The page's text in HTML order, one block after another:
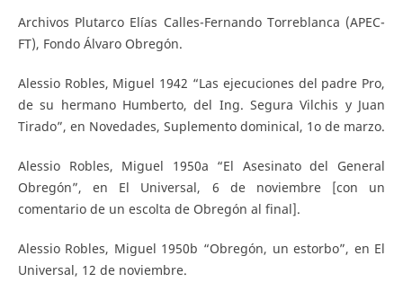
Archivos Plutarco Elías Calles-Fernando Torreblanca (APEC-
FT), Fondo Álvaro Obregón.
Alessio Robles, Miguel 1942 “Las ejecuciones del padre Pro,
de su hermano Humberto, del Ing. Segura Vilchis y Juan
Tirado”, en Novedades, Suplemento dominical, 1o de marzo.
Alessio Robles, Miguel 1950a “El Asesinato del General
Obregón”, en El Universal, 6 de noviembre [con un
comentario de un escolta de Obregón al final].
Alessio Robles, Miguel 1950b “Obregón, un estorbo”, en El
Universal, 12 de noviembre.